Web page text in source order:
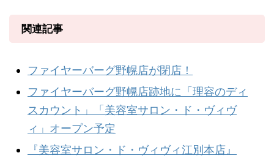
関連記事
ファイヤーバーグ野幌店が閉店！
ファイヤーバーグ野幌店跡地に「理容のディ
スカウント」「美容室サロン・ド・ヴィヴ
ィ」オープン予定
『美容室サロン・ド・ヴィヴィ江別本店』